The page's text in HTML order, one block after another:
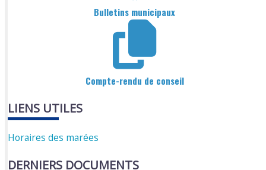
Bulletins municipaux
Compte-rendu de conseil
LIENS UTILES
Horaires des marées
DERNIERS DOCUMENTS